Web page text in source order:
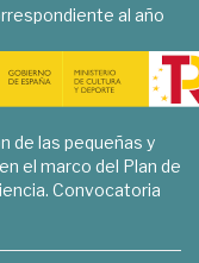
al año
de las pequeñas y
el marco del Plan de
Convocatoria